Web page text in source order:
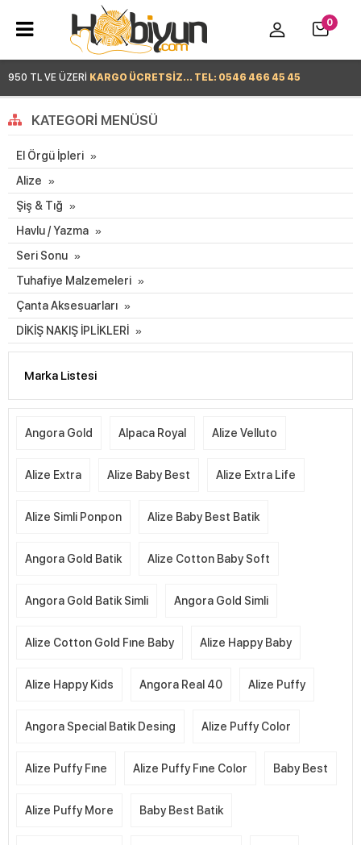
950 TL VE ÜZERİ KARGO ÜCRETSİZ... TEL: 0546 466 45 45
0
KATEGORI MENÜSÜ
El Örgü İpleri
Alize
Şiş & Tığ
Havlu / Yazma
Seri Sonu
Tuhafiye Malzemeleri
Çanta Aksesuarları
DİKİŞ NAKIŞ İPLİKLERİ
Marka Listesi
Angora Gold Alpaca Royal Alize Velluto
Alize Extra Alize Baby Best Alize Extra Life
Alize Simli Ponpon Alize Baby Best Batik
Angora Gold Batik Alize Cotton Baby Soft
Angora Gold Batik Simli Angora Gold Simli
Alize Cotton Gold Fıne Baby Alize Happy Baby
Alize Happy Kids Angora Real 40 Alize Puffy
Angora Special Batik Desing Alize Puffy Color
Alize Puffy Fıne Alize Puffy Fıne Color Baby Best
Alize Puffy More Baby Best Batik